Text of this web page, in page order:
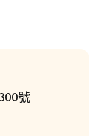
號